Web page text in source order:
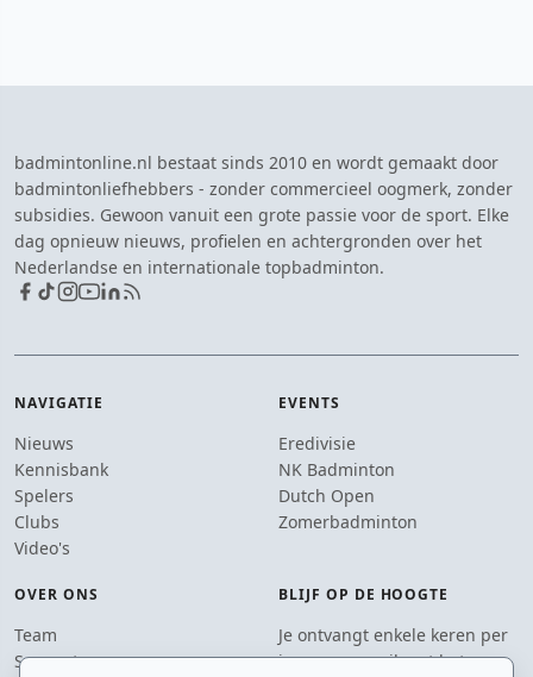
badmintonline.nl bestaat sinds 2010 en wordt gemaakt door
badmintonliefhebbers - zonder commercieel oogmerk, zonder
subsidies. Gewoon vanuit een grote passie voor de sport. Elke
dag opnieuw nieuws, profielen en achtergronden over het
Nederlandse en internationale topbadminton.
NAVIGATIE
Nieuws
Kennisbank
Spelers
Clubs
Video's
EVENTS
Eredivisie
NK Badminton
Dutch Open
Zomerbadminton
OVER ONS
Team
Supporters
BLIJF OP DE HOOGTE
Je ontvangt enkele keren per
jaar een e-mail met het